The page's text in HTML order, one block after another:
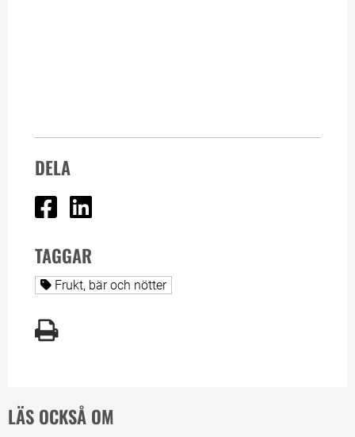
DELA
Dela på Facebook
TAGGAR
Alla sidor taggade med
Frukt, bär och nötter
LÄS OCKSÅ OM